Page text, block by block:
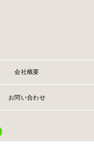
会社概要
お問い合わせ